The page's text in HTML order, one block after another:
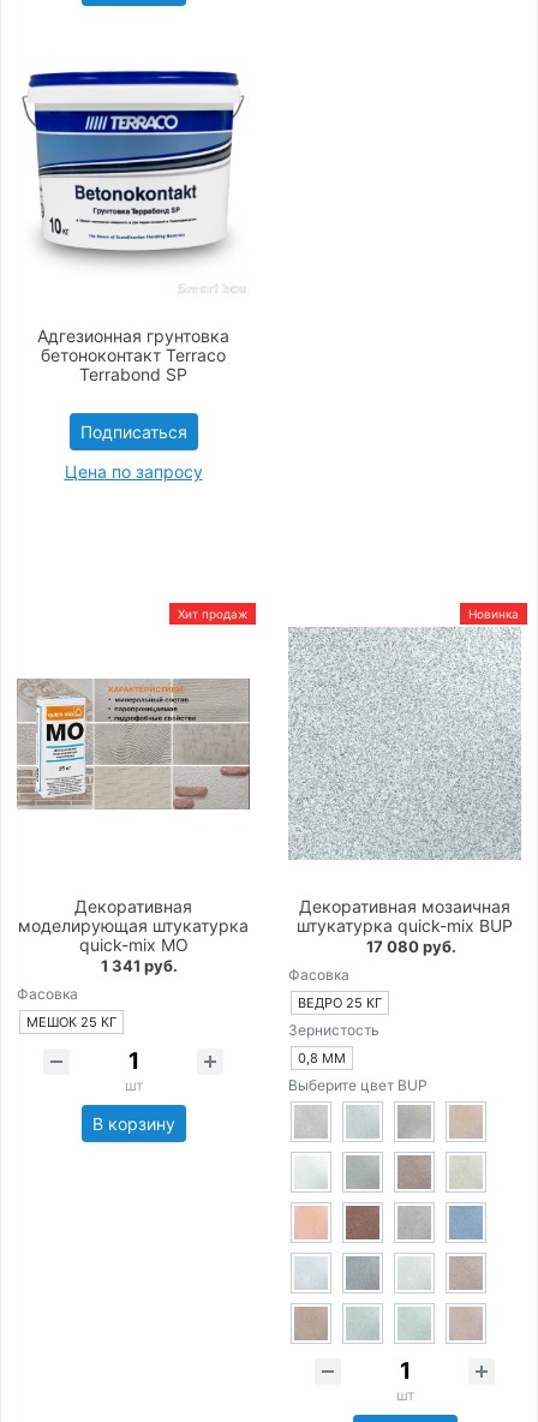
Адгезионная грунтовка
бетоноконтакт Terraco
Terrabond SP
Подписаться
Цена по запросу
Хит продаж
Декоративная
моделирующая штукатурка
quick-mix MO
1 341 руб.
Фасовка
МЕШОК 25 КГ
шт
В корзину
Новинка
Декоративная мозаичная
штукатурка quick-mix BUP
17 080 руб.
Фасовка
ВЕДРО 25 КГ
Зернистость
0,8 ММ
Выберите цвет BUP
шт